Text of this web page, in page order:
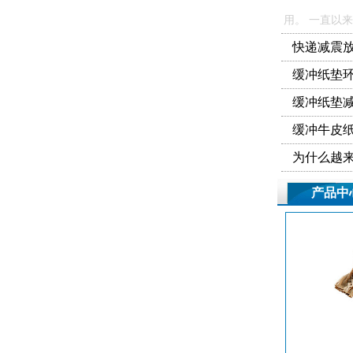
用。 一直以
快递减震
缓冲纸垫
缓冲纸垫
缓冲牛皮
为什么越
产品中